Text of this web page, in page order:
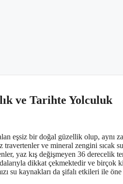
ve Tarihte Yolculuk
eşsiz bir doğal güzellik olup, aynı
ve mineral zengini sıcak
yaz kış değişmeyen 36 derecelik
dikkat çekmektedir ve birçok
su kaynakları da şifalı etkileri ile